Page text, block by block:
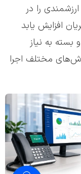
را در
افزایش یابد
به نیاز
مختلف اجرا